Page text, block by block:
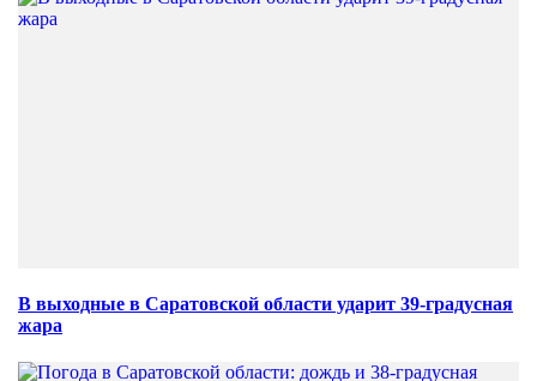
В выходные в Саратовской области ударит 39-градусная
жара